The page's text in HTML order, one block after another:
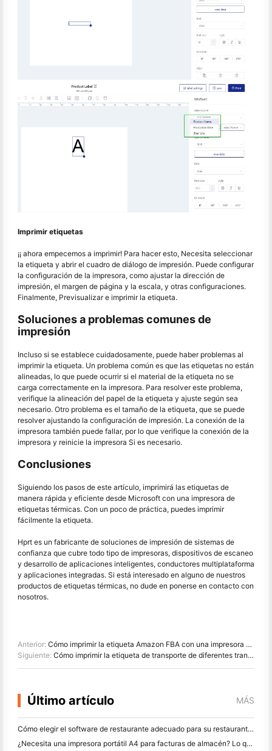
Imprimir etiquetas
¡¡ ahora empecemos a imprimir! Para hacer esto, Necesita seleccionar
la etiqueta y abrir el cuadro de diálogo de impresión. Puede configurar
la configuración de la impresora, como ajustar la dirección de
impresión, el margen de página y la escala, y otras configuraciones.
Finalmente, Previsualizar e imprimir la etiqueta.
Soluciones a problemas comunes de
impresión
Incluso si se establece cuidadosamente, puede haber problemas al
imprimir la etiqueta. Un problema común es que las etiquetas no están
alineadas, lo que puede ocurrir si el material de la etiqueta no se
carga correctamente en la impresora. Para resolver este problema,
verifique la alineación del papel de la etiqueta y ajuste según sea
necesario. Otro problema es el tamaño de la etiqueta, que se puede
resolver ajustando la configuración de impresión. La conexión de la
impresora también puede fallar, por lo que verifique la conexión de la
impresora y reinicie la impresora Si es necesario.
Conclusiones
Siguiendo los pasos de este artículo, imprimirá las etiquetas de
manera rápida y eficiente desde Microsoft con una impresora de
etiquetas térmicas. Con un poco de práctica, puedes imprimir
fácilmente la etiqueta.
Hprt es un fabricante de soluciones de impresión de sistemas de
confianza que cubre todo tipo de impresoras, dispositivos de escaneo
y desarrollo de aplicaciones inteligentes, conductores multiplataforma
y aplicaciones integradas. Si está interesado en alguno de nuestros
productos de etiquetas térmicas, no dude en ponerse en contacto con
nosotros.
Anterior: Cómo imprimir la etiqueta Amazon FBA con una impresora de etiqueta térmica
Siguiente: Cómo imprimir la etiqueta de transporte de diferentes transportistas logísticos
Último artículo MÁS
Cómo elegir el software de restaurante adecuado para su restaurante pequeño o mediano
¿Necesita una impresora portátil A4 para facturas de almacén? Lo que realmente funciona